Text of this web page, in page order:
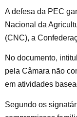
A defesa da PEC
Nacional da
(CNC), a
No documento,
pela Câmara não
em atividades
Segundo os